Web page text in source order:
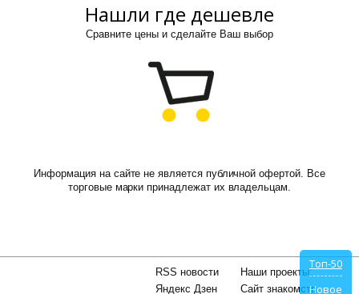
Нашли где дешевле
Сравните цены и сделайте Ваш выбор
Информация на сайте не является публичной офертой. Все
торговые марки принадлежат их владельцам.
RSS новости
Яндекс Дзен
Наши проекты:
Сайт знакомств
Топ-50
Новое